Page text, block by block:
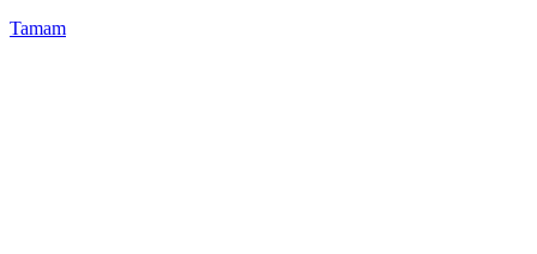
Tamam